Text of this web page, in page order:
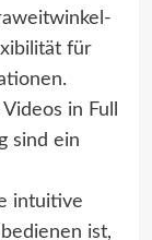
für
in Full
sind ein
intuitive
ist,